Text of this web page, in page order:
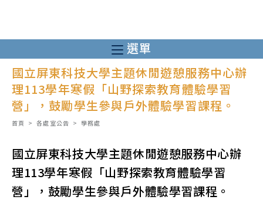
至
主
內
容
選單
國立屏東科技大學主題休閒遊憩服務中心辦
理113學年寒假「山野探索教育體驗學習
營」，鼓勵學生參與戶外體驗學習課程。
首頁 > 各處室公告 > 學務處
國立屏東科技大學主題休閒遊憩服務中心辦
理113學年寒假「山野探索教育體驗學習
營」，鼓勵學生參與戶外體驗學習課程。